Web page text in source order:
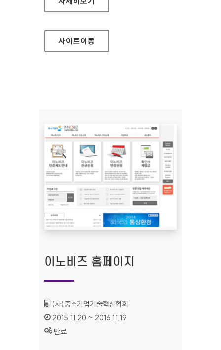
사이트이동
이노비즈 홈페이지
기관명 :
(사)중소기업기술혁신협회
인증기간 :
2015.11.20 ~ 2016.11.19
상태 :
만료